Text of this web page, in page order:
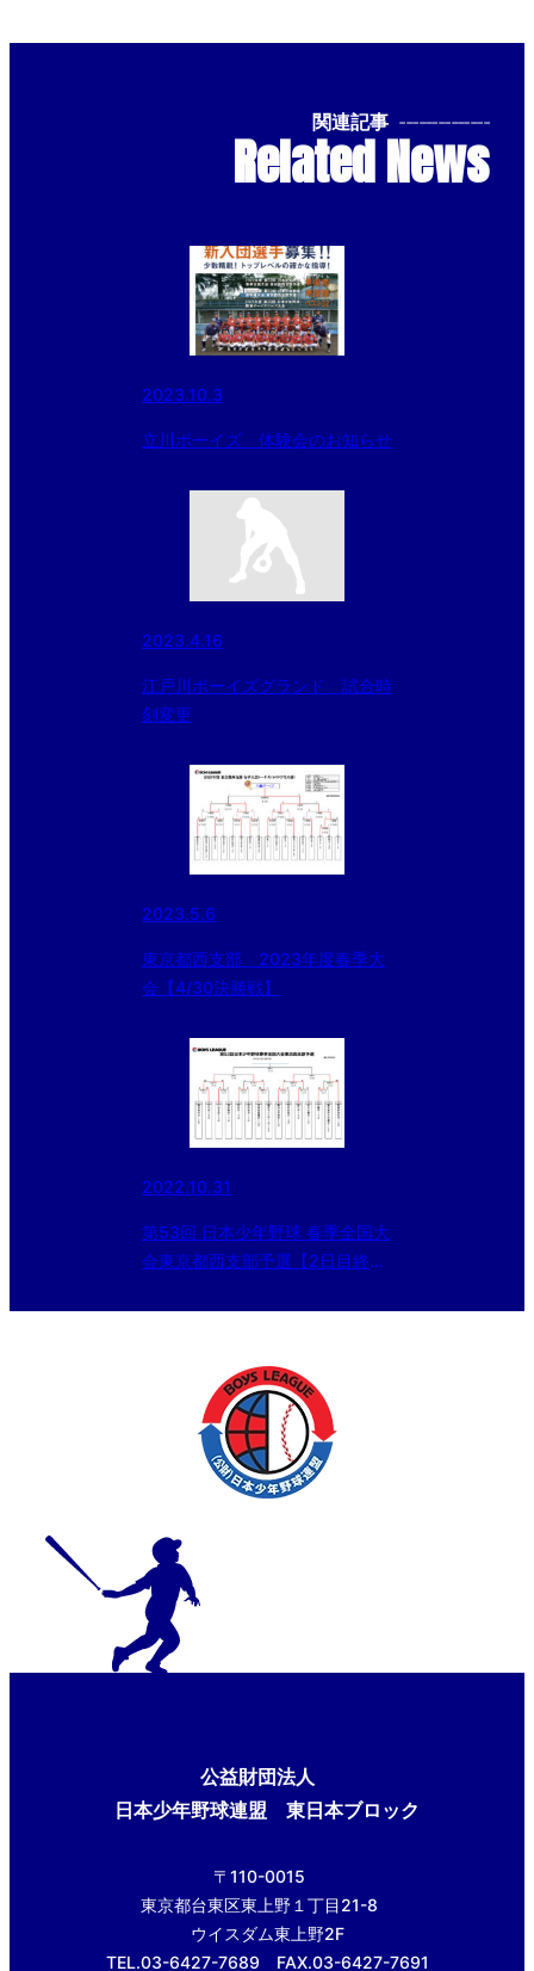
関連記事 --------------
Related News
2023.10.3
立川ボーイズ 体験会のお知らせ
2023.4.16
江戸川ボーイズグランド 試合時
刻変更
2023.5.6
東京都西支部 2023年度春季大
会【4/30決勝戦】
2022.10.31
第53回 日本少年野球 春季全国大
会東京都西支部予選【2日目終
公益財団法人
日本少年野球連盟 東日本ブロック
〒110-0015
東京都台東区東上野１丁目21-8
ウイスダム東上野2F
TEL.03-6427-7689 FAX.03-6427-7691